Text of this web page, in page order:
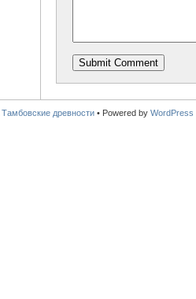
Тамбовские древности • Powered by WordPress